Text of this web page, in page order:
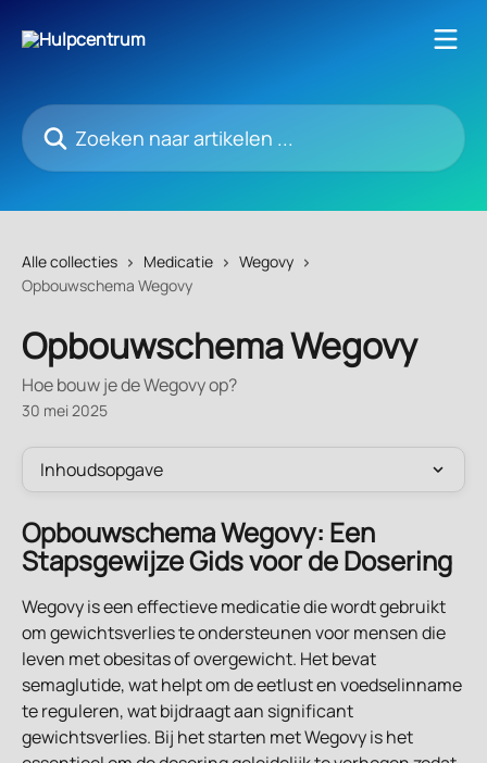
Zoeken naar artikelen ...
Alle collecties Medicatie
Wegovy
Opbouwschema Wegovy
Opbouwschema Wegovy
Hoe bouw je de Wegovy op?
30 mei 2025
Inhoudsopgave
Opbouwschema Wegovy: Een
Stapsgewijze Gids voor de Dosering
Wegovy is een effectieve medicatie die wordt gebruikt
om gewichtsverlies te ondersteunen voor mensen die
leven met obesitas of overgewicht. Het bevat
semaglutide, wat helpt om de eetlust en voedselinname
te reguleren, wat bijdraagt aan significant
gewichtsverlies. Bij het starten met Wegovy is het